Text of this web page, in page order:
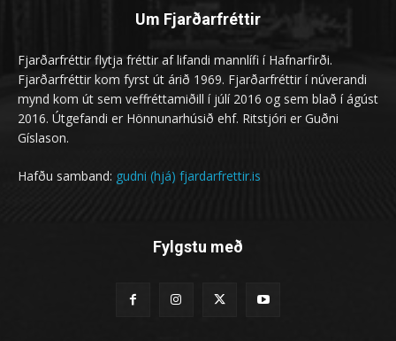
Um Fjarðarfréttir
Fjarðarfréttir flytja fréttir af lifandi mannlífi í Hafnarfirði.
Fjarðarfréttir kom fyrst út árið 1969. Fjarðarfréttir í núverandi
mynd kom út sem veffréttamiðill í júlí 2016 og sem blað í ágúst
2016. Útgefandi er Hönnunarhúsið ehf. Ritstjóri er Guðni
Gíslason.
Hafðu samband: gudni (hjá) fjardarfrettir.is
Fylgstu með